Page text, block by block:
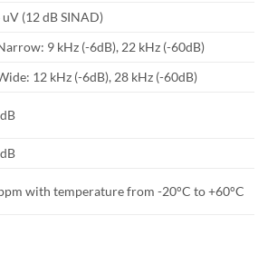
uV (12 dB SINAD)
9 kHz (-6dB), 22 kHz (-60dB)
12 kHz (-6dB), 28 kHz (-60dB)
with temperature from -20°C to +60°C